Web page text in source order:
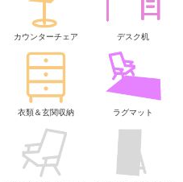
カウンターチェア デスク机
衣類＆玄関収納 ラグマット